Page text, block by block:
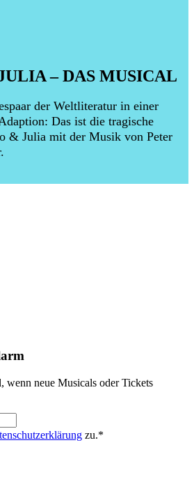
– DAS MUSICAL
der Weltliteratur in einer
Das ist die tragische
& Julia mit der Musik von Peter
wenn neue Musicals oder Tickets
zu.*